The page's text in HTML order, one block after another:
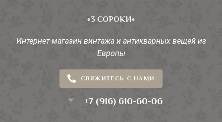
«3 СОРОКИ»
Интернет-магазин винтажа и антикварных вещей из
Европы
СВЯЖИТЕСЬ С НАМИ
+7 (916) 610-60-06